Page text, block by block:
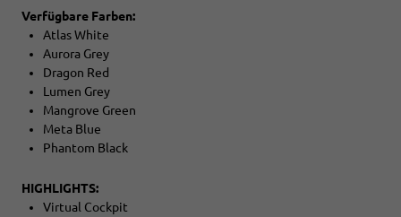
Verfügbare Farben:
Atlas White
Aurora Grey
Dragon Red
Lumen Grey
Mangrove Green
Meta Blue
Phantom Black
HIGHLIGHTS:
Virtual Cockpit